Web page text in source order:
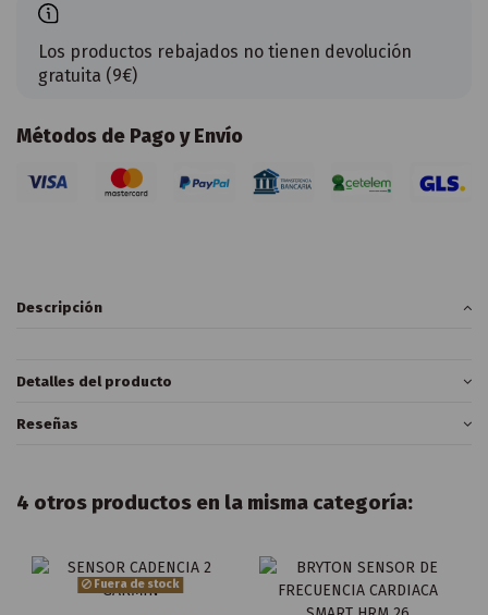
Los productos rebajados no tienen devolución
gratuita (9€)
Métodos de Pago y Envío
Descripción
Detalles del producto
Reseñas
4 otros productos en la misma categoría:
Fuera de stock